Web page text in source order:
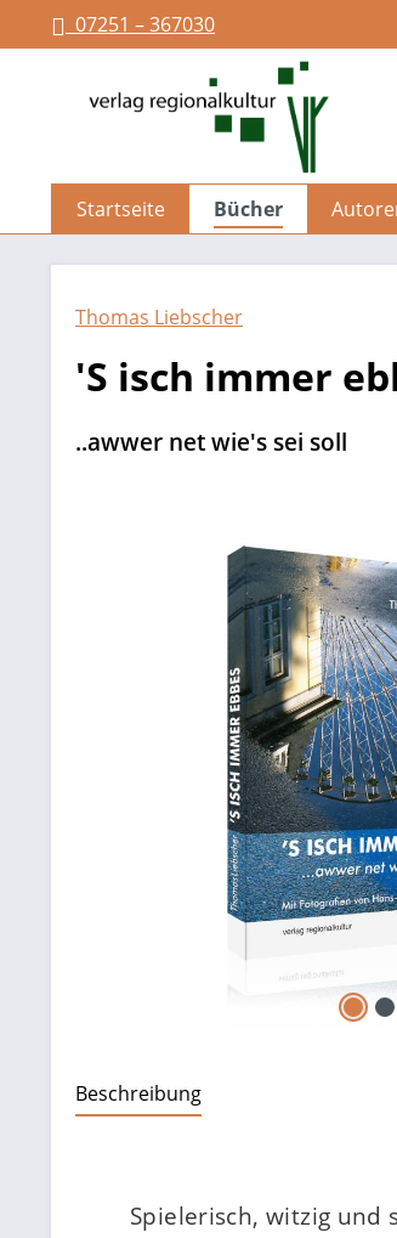
Zur Hauptnavigation springen
07251 – 367030
Startseite Bücher
Thomas Liebscher
'S isch immer
..awwer net wie's sei soll
Beschreibung
Spielerisch, witzig und